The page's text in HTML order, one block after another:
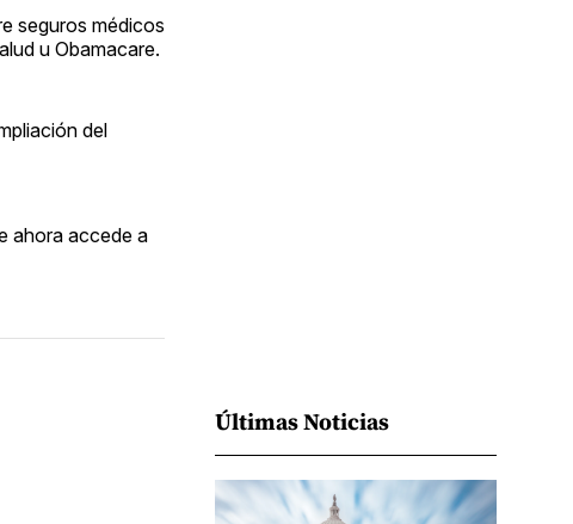
seguros médicos
u Obamacare.
del
ahora accede a
Últimas Noticias